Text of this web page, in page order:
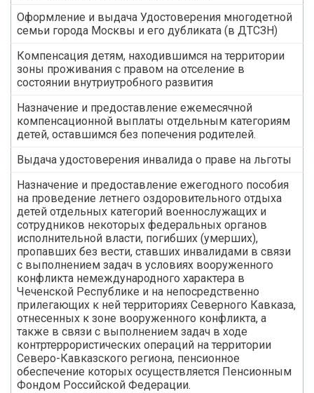
Оформление и выдача Удостоверения многодетной
семьи города Москвы и его дубликата (в ДТСЗН)
Компенсация детям, находившимся на территории
зоны проживания с правом на отселение в
состоянии внутриутробного развития
Назначение и предоставление ежемесячной
компенсационной выплаты отдельным категориям
детей, оставшимся без попечения родителей.
Выдача удостоверения инвалида о праве на льготы
Назначение и предоставление ежегодного пособия
на проведение летнего оздоровительного отдыха
детей отдельных категорий военнослужащих и
сотрудников некоторых федеральных органов
исполнительной власти, погибших (умерших),
пропавших без вести, ставших инвалидами в связи
с выполнением задач в условиях вооруженного
конфликта немеждународного характера в
Чеченской Республике и на непосредственно
прилегающих к ней территориях Северного Кавказа,
отнесенных к зоне вооруженного конфликта, а
также в связи с выполнением задач в ходе
контртеррористических операций на территории
Северо-Кавказского региона, пенсионное
обеспечение которых осуществляется Пенсионным
Фондом Российской Федерации.